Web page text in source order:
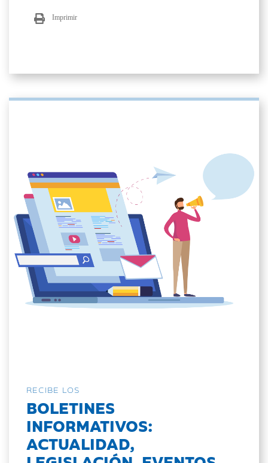
Imprimir
RECIBE LOS
BOLETINES
INFORMATIVOS:
ACTUALIDAD,